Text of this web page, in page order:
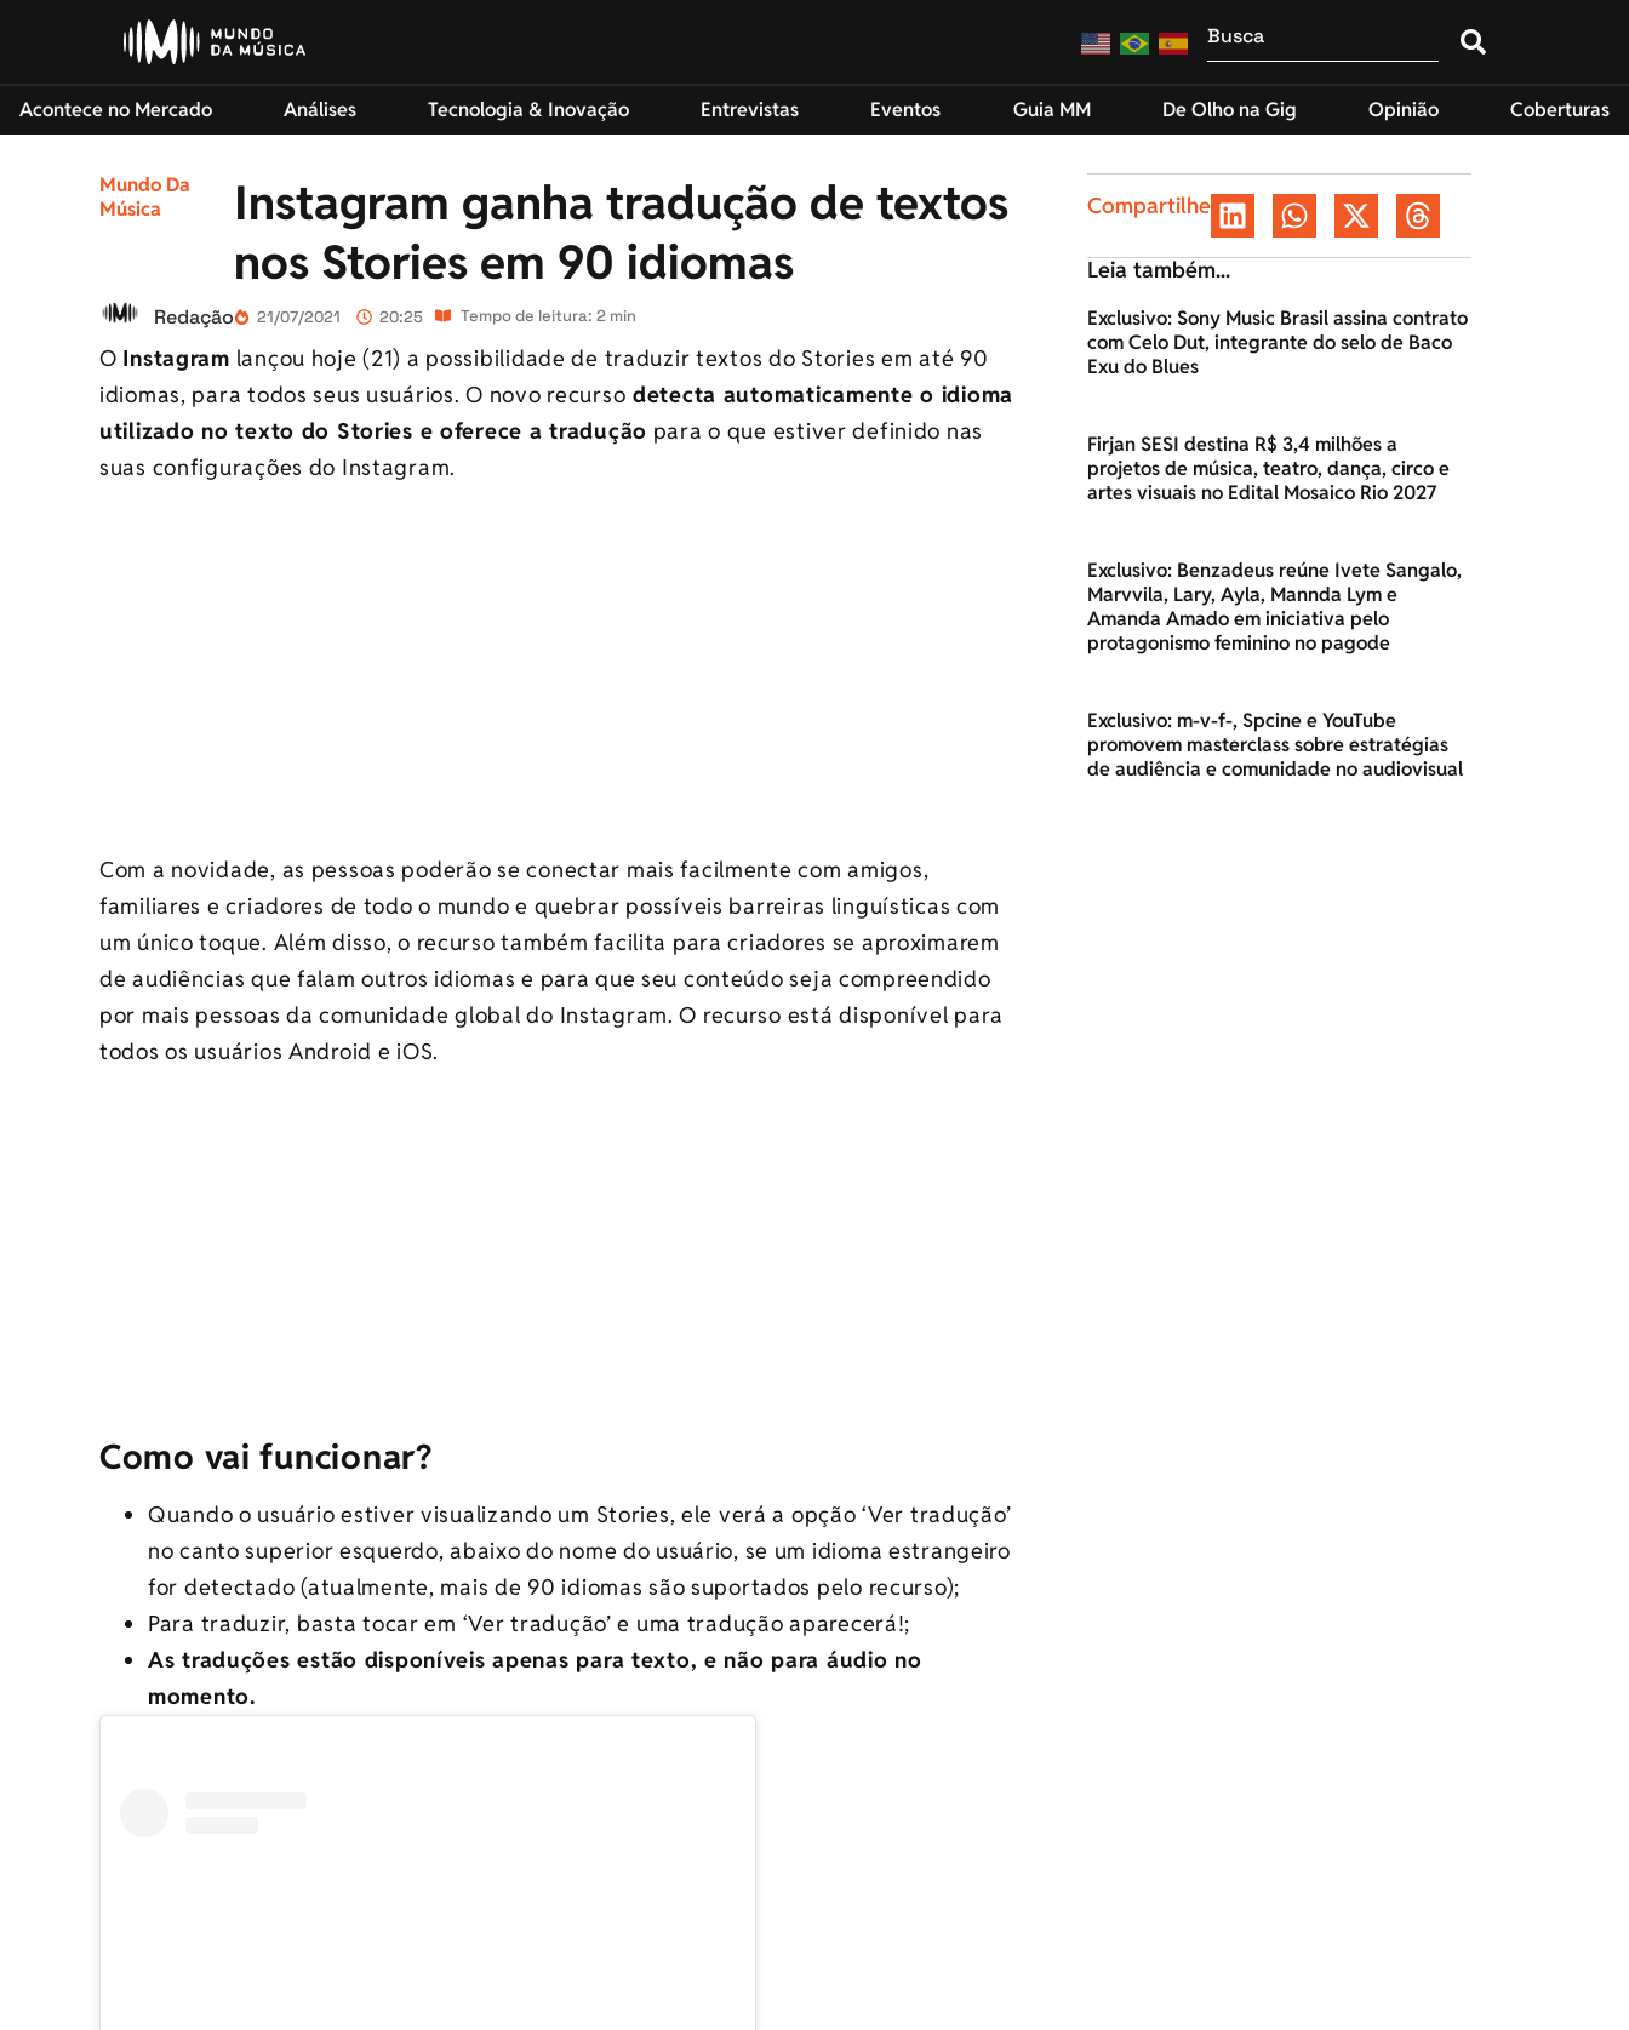
Acontece no Mercado Análises Tecnologia & Inovação Entrevistas Eventos Guia MM De Olho na Gig Opinião Coberturas
Mundo Da
Música
Instagram ganha tradução de textos
nos Stories em 90 idiomas
Redação 21/07/2021 20:25 Tempo de leitura: 2 min
O Instagram lançou hoje (21) a possibilidade de traduzir textos do Stories em até 90
idiomas, para todos seus usuários. O novo recurso detecta automaticamente o idioma
utilizado no texto do Stories e oferece a tradução para o que estiver definido nas
suas configurações do Instagram.
Com a novidade, as pessoas poderão se conectar mais facilmente com amigos,
familiares e criadores de todo o mundo e quebrar possíveis barreiras linguísticas com
um único toque. Além disso, o recurso também facilita para criadores se aproximarem
de audiências que falam outros idiomas e para que seu conteúdo seja compreendido
por mais pessoas da comunidade global do Instagram. O recurso está disponível para
todos os usuários Android e iOS.
Como vai funcionar?
Quando o usuário estiver visualizando um Stories, ele verá a opção ‘Ver tradução’
no canto superior esquerdo, abaixo do nome do usuário, se um idioma estrangeiro
for detectado (atualmente, mais de 90 idiomas são suportados pelo recurso);
Para traduzir, basta tocar em ‘Ver tradução’ e uma tradução aparecerá!;
As traduções estão disponíveis apenas para texto, e não para áudio no
momento.
Compartilhe
Leia também...
Exclusivo: Sony Music Brasil assina contrato
com Celo Dut, integrante do selo de Baco
Exu do Blues
Firjan SESI destina R$ 3,4 milhões a
projetos de música, teatro, dança, circo e
artes visuais no Edital Mosaico Rio 2027
Exclusivo: Benzadeus reúne Ivete Sangalo,
Marvvila, Lary, Ayla, Mannda Lym e
Amanda Amado em iniciativa pelo
protagonismo feminino no pagode
Exclusivo: m-v-f-, Spcine e YouTube
promovem masterclass sobre estratégias
de audiência e comunidade no audiovisual